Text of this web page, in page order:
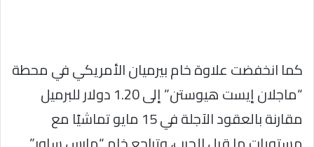
كما انخفضت علاوة خام بيرميان الأمريكي في محطة
“ماجلان إيست هيوستن” إلى 1.20 دولار للبرميل
مقارنة بالعقود الآجلة في 15 مايو تماشيًا مع